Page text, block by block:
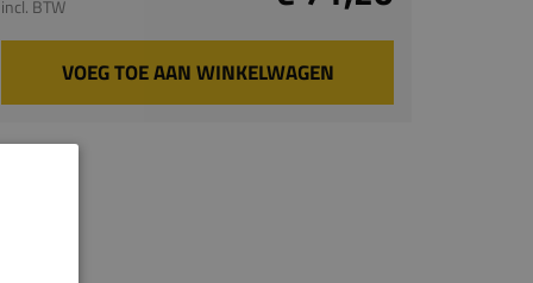
incl. BTW
VOEG TOE AAN WINKELWAGEN